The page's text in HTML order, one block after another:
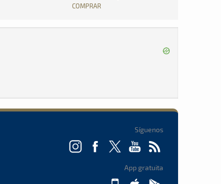
COMPRAR
Síguenos
App gratuita